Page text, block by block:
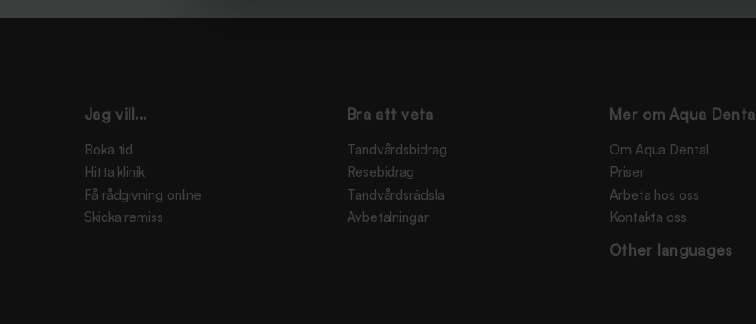
Jag vill...
Boka tid
Hitta klinik
Få rådgivning online
Skicka remiss
Bra att veta
Tandvårdsbidrag
Resebidrag
Tandvårdsrädsla
Avbetalningar
Mer om Aqua Dental
Om Aqua Dental
Priser
Arbeta hos oss
Kontakta oss
Other languages